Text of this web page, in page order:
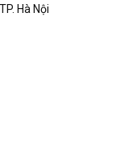
Hà Nội